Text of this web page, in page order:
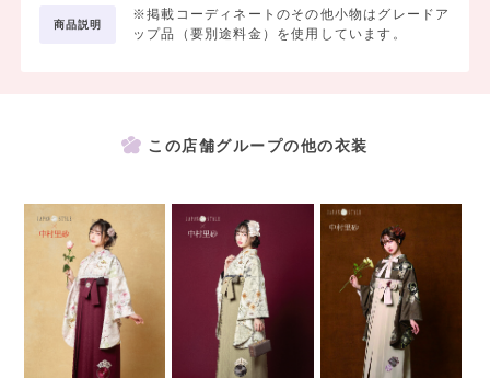
商品説明
※掲載コーディネートのその他小物はグレードア
ップ品（要別途料金）を使用しています。
この店舗グループの他の衣装